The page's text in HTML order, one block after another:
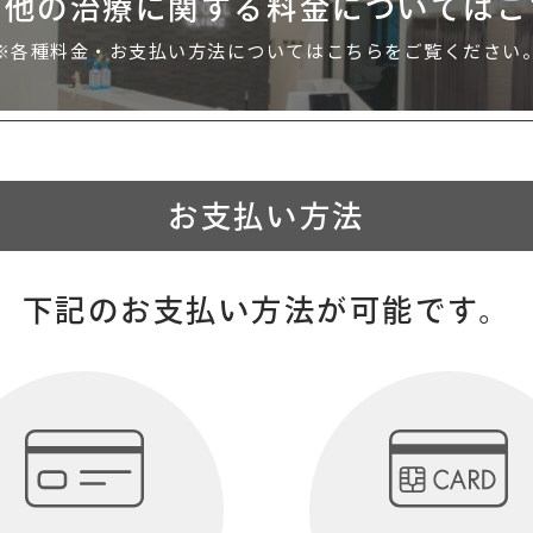
の治療に関する 料金については
種料金・お支払い方法については こちらをご覧ください
お支払い方法
下記のお支払い方法が可能です。